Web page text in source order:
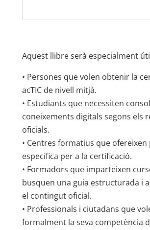
Aquest llibre serà especialment
• Persones que volen obtenir la
acTIC de nivell mitjà.
• Estudiants que necessiten
coneixements digitals segons els
oficials.
• Centres formatius que
específica per a la certificació.
• Formadors que imparteixen
busquen una guia estructurada i
el contingut oficial.
• Professionals i ciutadans que
formalment la seva competència